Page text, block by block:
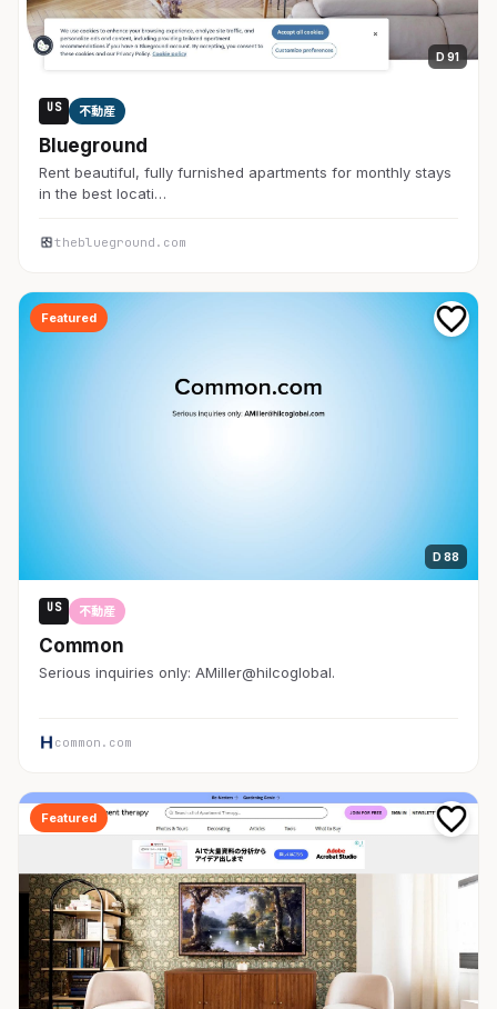
D 91
US 不動産
Blueground
Rent beautiful, fully furnished apartments for monthly stays
in the best locati…
theblueground.com
Featured
D 88
US 不動産
Common
Serious inquiries only: AMiller@hilcoglobal.
common.com
Featured